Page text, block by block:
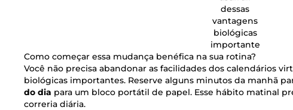
dessas
vantagens
biológicas
importante
Como começar essa mudança benéfica na sua rotina?
Você não precisa abandonar as facilidades dos calendários
biológicas importantes. Reserve alguns minutos da manhã
do dia para um bloco portátil de papel. Esse hábito matinal
correria diária.